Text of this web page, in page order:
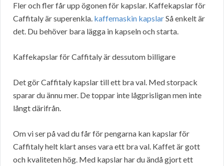
Fler och fler får upp ögonen för kapslar. Kaffekapslar för
Caffitaly är superenkla. kaffemaskin kapslarSå enkelt är
det. Du behöver bara lägga in kapseln och starta.
Kaffekapslar för Caffitaly är dessutom billigare
Det gör Caffitaly kapslar till ett bra val. Med storpack
sparar du ännu mer. De toppar inte lågprisligan men inte
långt därifrån.
Om vi ser på vad du får för pengarna kan kapslar för
Caffitaly helt klart anses vara ett bra val. Kaffet är gott
och kvaliteten hög. Med kapslar har du ändå gjort ett